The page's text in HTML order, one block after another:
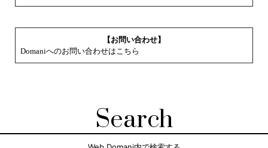
【お問い合わせ】
Domaniへのお問い合わせはこちら
Search